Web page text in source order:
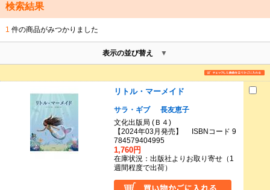
検索結果
1 件の商品がみつかりました
表示の並び替え
リトル・マーメイド
サラ・ギブ
長友恵子
文化出版局 (Ｂ４)
【2024年03月発売】 ISBNコード 9
784579404995
1,760円
在庫状況：出版社よりお取り寄せ（1
週間程度で出荷）